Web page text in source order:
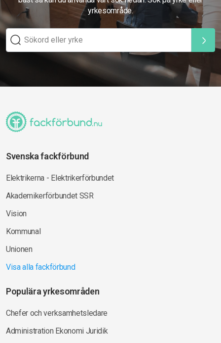
yrkesområde.
Svenska fackförbund
Elektrikerna - Elektrikerförbundet
Akademikerförbundet SSR
Vision
Kommunal
Unionen
Visa alla fackförbund
Populära yrkesområden
Chefer och verksamhetsledare
Administration Ekonomi Juridik